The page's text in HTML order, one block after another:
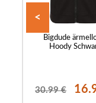
Bigdude
Hoody
30.99 €
<